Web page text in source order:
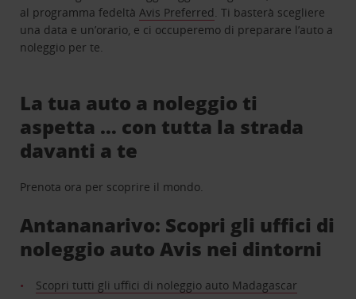
al programma fedeltàAvis Preferred. Ti basterà scegliere
una data e un’orario, e ci occuperemo di preparare l’auto a
noleggio per te.
La tua auto a noleggio ti
aspetta … con tutta la strada
davanti a te
Prenota ora per scoprire il mondo.
Antananarivo: Scopri gli uffici di
noleggio auto Avis nei dintorni
Scopri tutti gli uffici di noleggio auto Madagascar